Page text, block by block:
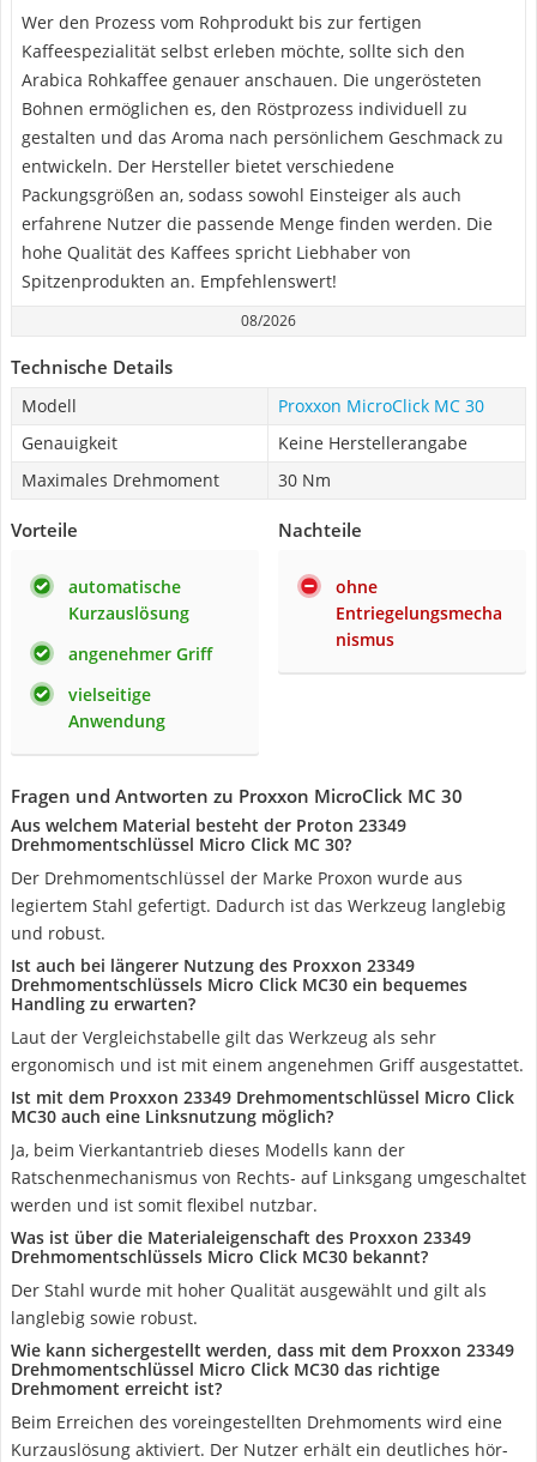
Wer den Prozess vom Rohprodukt bis zur fertigen
Kaffeespezialität selbst erleben möchte, sollte sich den
Arabica Rohkaffee genauer anschauen. Die ungerösteten
Bohnen ermöglichen es, den Röstprozess individuell zu
gestalten und das Aroma nach persönlichem Geschmack zu
entwickeln. Der Hersteller bietet verschiedene
Packungsgrößen an, sodass sowohl Einsteiger als auch
erfahrene Nutzer die passende Menge finden werden. Die
hohe Qualität des Kaffees spricht Liebhaber von
Spitzenprodukten an. Empfehlenswert!
08/2026
Technische Details
Modell
Proxxon MicroClick MC 30
Genauigkeit
Keine Herstellerangabe
Maximales Drehmoment
30 Nm
Vorteile
automatische
Kurzauslösung
angenehmer Griff
vielseitige
Anwendung
Nachteile
ohne
Entriegelungsmecha
nismus
Fragen und Antworten zu Proxxon MicroClick MC 30
Aus welchem Material besteht der Proton 23349
Drehmomentschlüssel Micro Click MC 30?
Der Drehmomentschlüssel der Marke Proxon wurde aus
legiertem Stahl gefertigt. Dadurch ist das Werkzeug langlebig
und robust.
Ist auch bei längerer Nutzung des Proxxon 23349
Drehmomentschlüssels Micro Click MC30 ein bequemes
Handling zu erwarten?
Laut der Vergleichstabelle gilt das Werkzeug als sehr
ergonomisch und ist mit einem angenehmen Griff ausgestattet.
Ist mit dem Proxxon 23349 Drehmomentschlüssel Micro Click
MC30 auch eine Linksnutzung möglich?
Ja, beim Vierkantantrieb dieses Modells kann der
Ratschenmechanismus von Rechts- auf Linksgang umgeschaltet
werden und ist somit flexibel nutzbar.
Was ist über die Materialeigenschaft des Proxxon 23349
Drehmomentschlüssels Micro Click MC30 bekannt?
Der Stahl wurde mit hoher Qualität ausgewählt und gilt als
langlebig sowie robust.
Wie kann sichergestellt werden, dass mit dem Proxxon 23349
Drehmomentschlüssel Micro Click MC30 das richtige
Drehmoment erreicht ist?
Beim Erreichen des voreingestellten Drehmoments wird eine
Kurzauslösung aktiviert. Der Nutzer erhält ein deutliches hör-